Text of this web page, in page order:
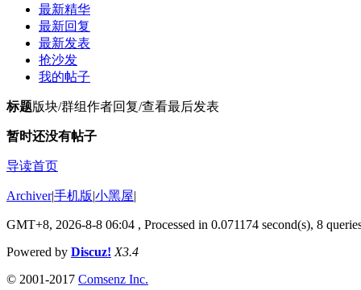
最新精华
最新回复
最新发表
抢沙发
我的帖子
标题版块/群组作者回复/查看最后发表
暂时还没有帖子
导读首页
Archiver|手机版|小黑屋|
GMT+8, 2026-8-8 06:04 , Processed in 0.071174 second(s), 8
Powered by Discuz! X3.4
© 2001-2017 Comsenz Inc.